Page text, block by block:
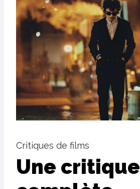
Critiques de films
Une critique